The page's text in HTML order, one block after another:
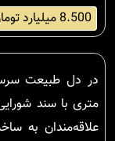
8.500 میلیارد تومان (نقد و اقساط)
متری با سند
علاقه‌مندان به